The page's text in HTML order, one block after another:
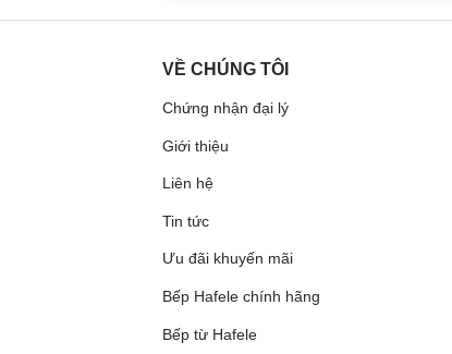
VỀ CHÚNG TÔI
Chứng nhận đại lý
Giới thiệu
Liên hệ
Tin tức
Ưu đãi khuyến mãi
Bếp Hafele chính hãng
Bếp từ Hafele